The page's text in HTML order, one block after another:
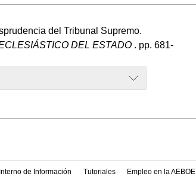
del Tribunal Supremo.
DEL ESTADO . pp. 681-
de Información Tutoriales Empleo en la AEBOE